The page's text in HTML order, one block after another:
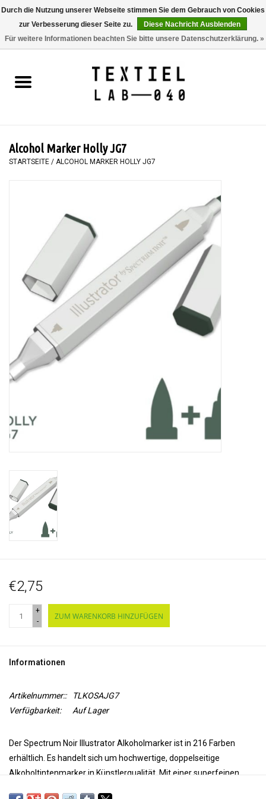
0 Artikel - €0,00
BÜCHER
MALEN
WORKSHOPS
SPECIALS
WERKZEUGE
Alcohol Marker Holly JG7
STARTSEITE / ALCOHOL MARKER HOLLY JG7
€2,75
+
-
ZUM WARENKORB HINZUFÜGEN
Informationen
Artikelnummer::
TLKOSAJG7
Verfügbarkeit:
Auf Lager
Der Spectrum Noir Illustrator Alkoholmarker ist in 216 Farben
erhältlich. Es handelt sich um hochwertige, doppelseitige
Alkoholtintenmarker in Künstlerqualität. Mit einer superfeinen
Durch die Nutzung unserer Webseite stimmen Sie dem Gebrauch von Cookies
zur Verbesserung dieser Seite zu.
Diese Nachricht Ausblenden
Für weitere Informationen beachten Sie bitte unsere Datenschutzerklärung. »